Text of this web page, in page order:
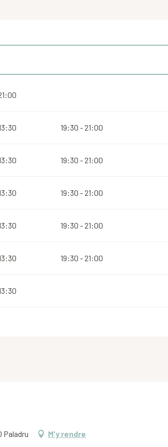
19:30 - 21:00
19:30 - 21:00
19:30 - 21:00
19:30 - 21:00
19:30 - 21:00
Paladru M'y rendre